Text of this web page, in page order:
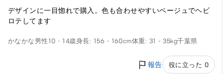
デザインに一目惚れで購入。色も合わせやすいベージュでヘビ
ロテしてます
かなかな 男性 10 - 14歳身長: 156 - 160cm体重: 31 - 35kg千葉県
報告 役に立った 0